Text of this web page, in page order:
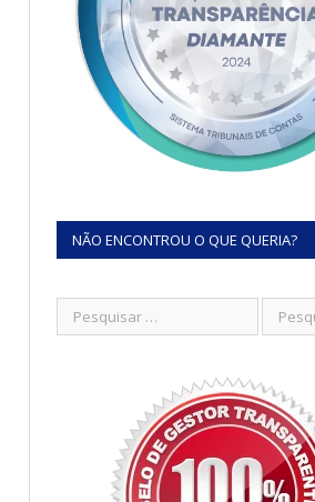
NÃO ENCONTROU O QUE QUERIA?